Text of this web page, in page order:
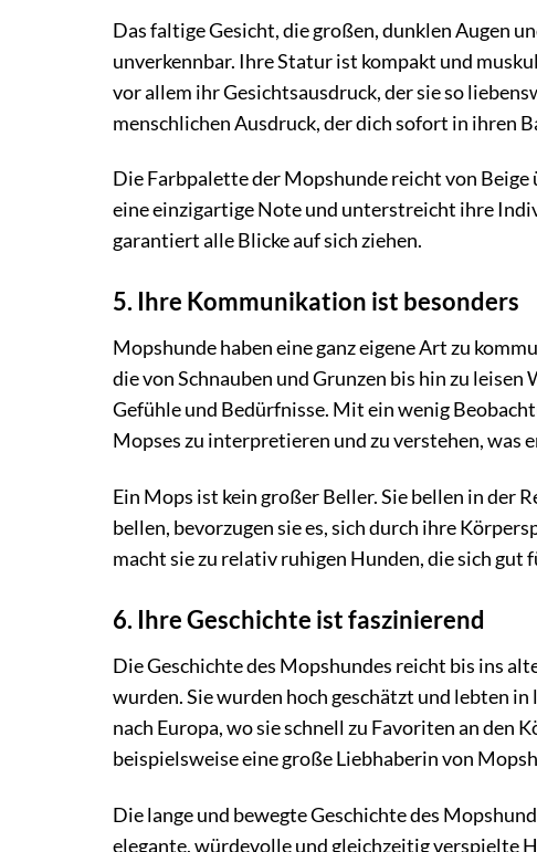
Das faltige Gesicht, die großen, dunklen Augen
unverkennbar. Ihre Statur ist kompakt und
vor allem ihr Gesichtsausdruck, der sie so
menschlichen Ausdruck, der dich sofort in ihren
Die Farbpalette der Mopshunde reicht von Beige
eine einzigartige Note und unterstreicht ihre
garantiert alle Blicke auf sich ziehen.
5. Ihre Kommunikation ist besonders
Mopshunde haben eine ganz eigene Art zu
die von Schnauben und Grunzen bis hin zu
Gefühle und Bedürfnisse. Mit ein wenig
Mopses zu interpretieren und zu verstehen, was
Ein Mops ist kein großer Beller. Sie bellen in der
bellen, bevorzugen sie es, sich durch ihre
macht sie zu relativ ruhigen Hunden, die sich gut
6. Ihre Geschichte ist faszinierend
Die Geschichte des Mopshundes reicht bis ins
wurden. Sie wurden hoch geschätzt und lebten
nach Europa, wo sie schnell zu Favoriten an den
beispielsweise eine große Liebhaberin von
Die lange und bewegte Geschichte des
elegante, würdevolle und gleichzeitig verspielte